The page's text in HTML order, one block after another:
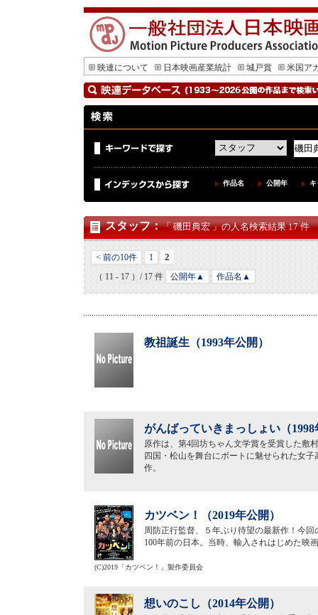
映連について 日本映画産業統計 城戸賞 米国ア
作品名 公開年
スタッフ：「 磯田典宏 」の人名検索結果 17 件
< 前の10件 1 2
（ 11 - 17 ）/ 17 件 公開年▲ 作品名▲
教祖誕生（1993年公開）
がんばっていきまっしょい（1998
原作は、第4回坊ちゃん文学賞を受賞した敷
四国・松山を舞台にボートに魅せられた女
作。
カツベン！（2019年公開）
周防正行監督、５年ぶり待望の最新作！今
100年前の日本。当時、輸入されはじめた映
(C)2019「カツベン！」製作委員会
想いのこし（2014年公開）